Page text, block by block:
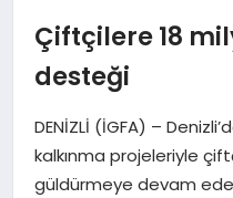
DÜNYA
EĞITIM
Çiftçilere 18
desteği
DENİZLİ (İGFA) –
kalkınma projeleriyle
güldürmeye devam